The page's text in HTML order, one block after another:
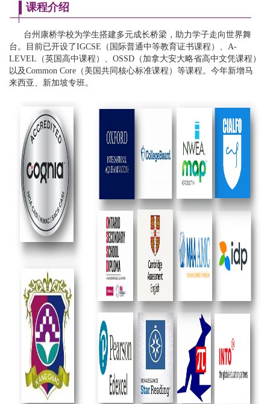
课程介绍
台州康桥学校为学生搭建多元成长桥梁，助力学子走向世界舞
台。目前已开设了IGCSE（国际普通中等教育证书课程）、A-
LEVEL（英国高中课程）、OSSD（加拿大安大略省高中文凭课程）
以及Common Core（美国共同核心标准课程）等课程。今年新增马
来西亚、新加坡专班。